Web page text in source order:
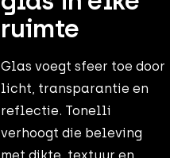
ruimte
Glas voegt sfeer toe door
licht, transparantie en
reflectie. Tonelli
verhoogt die beleving